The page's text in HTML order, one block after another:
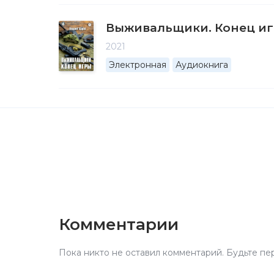
Выживальщики. Конец
2021
Электронная
Аудиокнига
Комментарии
Пока никто не оставил комментарий. Будьте